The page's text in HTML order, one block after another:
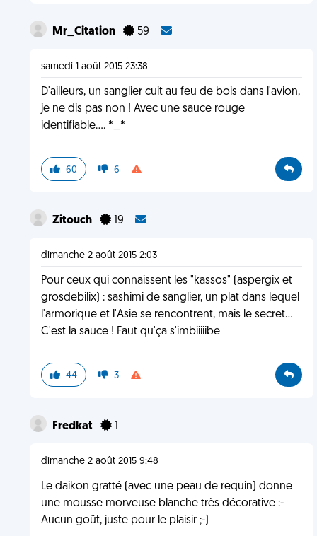
Mr_Citation 59
samedi 1 août 2015 23:38
D'ailleurs, un sanglier cuit au feu de bois dans l'avion,
je ne dis pas non ! Avec une sauce rouge
identifiable.... *_*
60 6
Zitouch 19
dimanche 2 août 2015 2:03
Pour ceux qui connaissent les "kassos" (aspergix et
grosdebilix) : sashimi de sanglier, un plat dans lequel
l'armorique et l'Asie se rencontrent, mais le secret...
C'est la sauce ! Faut qu'ça s'imbiiiiibe
44 3
Fredkat 1
dimanche 2 août 2015 9:48
Le daikon gratté (avec une peau de requin) donne
une mousse morveuse blanche très décorative :-
Aucun goût, juste pour le plaisir ;-)